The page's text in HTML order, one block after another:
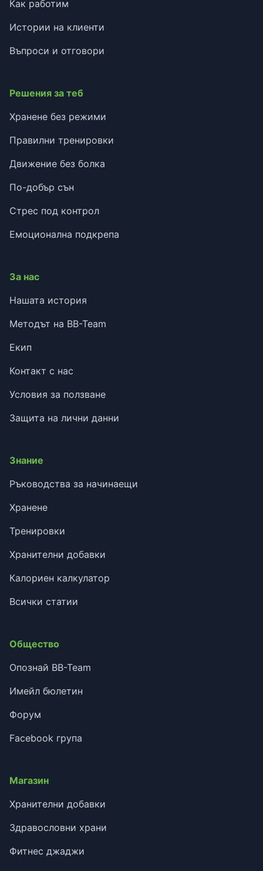
Как работим
Истории на клиенти
Въпроси и отговори
Решения за теб
Хранене без режими
Правилни тренировки
Движение без болка
По-добър сън
Стрес под контрол
Емоционална подкрепа
За нас
Нашата история
Методът на BB-Team
Екип
Контакт с нас
Условия за ползване
Защита на лични данни
Знание
Ръководства за начинаещи
Хранене
Тренировки
Хранителни добавки
Калориен калкулатор
Всички статии
Общество
Опознай BB-Team
Имейл бюлетин
Форум
Facebook група
Магазин
Хранителни добавки
Здравословни храни
Фитнес джаджи